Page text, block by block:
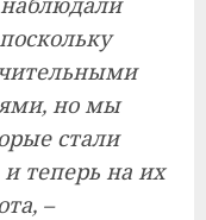
но мы
стали
теперь на их
–